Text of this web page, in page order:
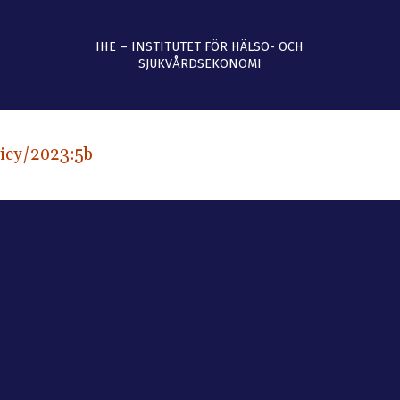
IHE – INSTITUTET FÖR HÄLSO- OCH
SJUKVÅRDSEKONOMI
/2023:5b